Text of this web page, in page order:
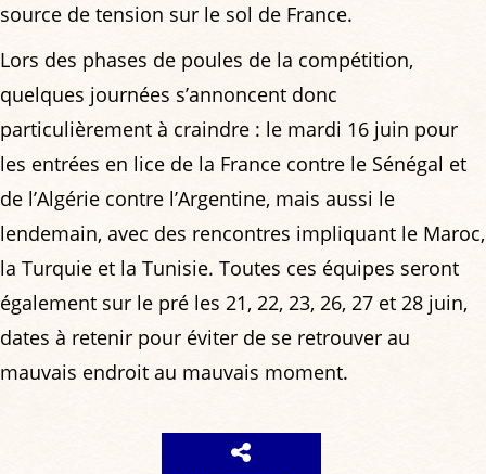
source de tension sur le sol de France.
Lors des phases de poules de la compétition,
quelques journées s’annoncent donc
particulièrement à craindre : le mardi 16 juin pour
les entrées en lice de la France contre le Sénégal et
de l’Algérie contre l’Argentine, mais aussi le
lendemain, avec des rencontres impliquant le Maroc,
la Turquie et la Tunisie. Toutes ces équipes seront
également sur le pré les 21, 22, 23, 26, 27 et 28 juin,
dates à retenir pour éviter de se retrouver au
mauvais endroit au mauvais moment.